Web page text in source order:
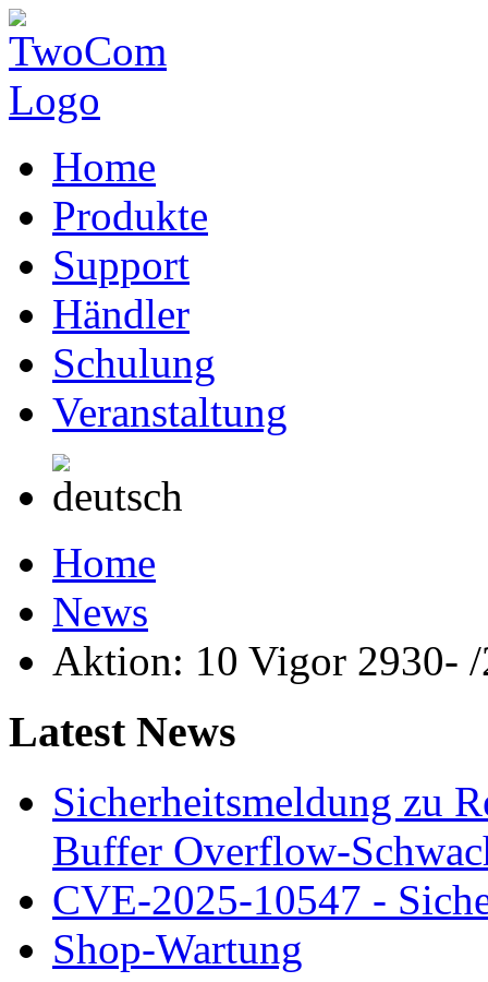
Home
Produkte
Support
Händler
Schulung
Veranstaltung
Home
News
Aktion: 10 Vigor 2930- /
Latest News
Sicherheitsmeldung zu
Buffer Overflow-
CVE-2025-10547 -
Shop-Wartung